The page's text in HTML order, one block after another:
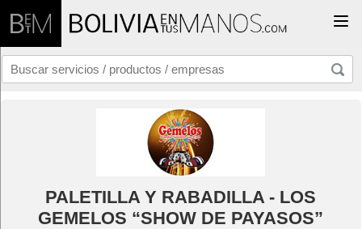
PALETILLA Y RABADILLA - LOS
GEMELOS “SHOW DE PAYASOS”